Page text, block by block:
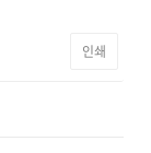
인쇄